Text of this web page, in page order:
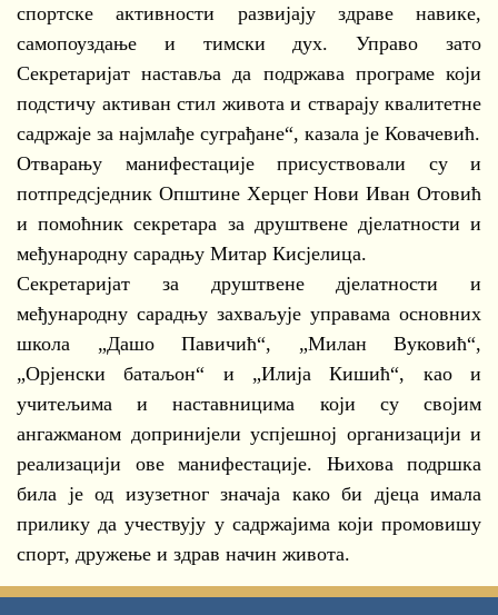
спортске активности развијају здраве навике,
самопоуздање и тимски дух. Управо зато
Секретаријат наставља да подржава програме који
подстичу активан стил живота и стварају квалитетне
садржаје за најмлађе суграђане“, казала је Ковачевић.
Отварању манифестације присуствовали су и
потпредсједник Општине Херцег Нови Иван Отовић
и помоћник секретара за друштвене дјелатности и
међународну сарадњу Митар Кисјелица.
Секретаријат за друштвене дјелатности и
међународну сарадњу захваљује управама основних
школа „Дашо Павичић“, „Милан Вуковић“,
„Орјенски батаљон“ и „Илија Кишић“, као и
учитељима и наставницима који су својим
ангажманом допринијели успјешној организацији и
реализацији ове манифестације. Њихова подршка
била је од изузетног значаја како би дјеца имала
прилику да учествују у садржајима који промовишу
спорт, дружење и здрав начин живота.